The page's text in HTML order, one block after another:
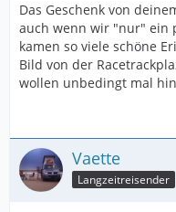
Das Geschenk von
auch wenn wir "nur" ein
kamen so viele schöne
Bild von der
wollen unbedingt mal
Vaette
Langzeitreisender